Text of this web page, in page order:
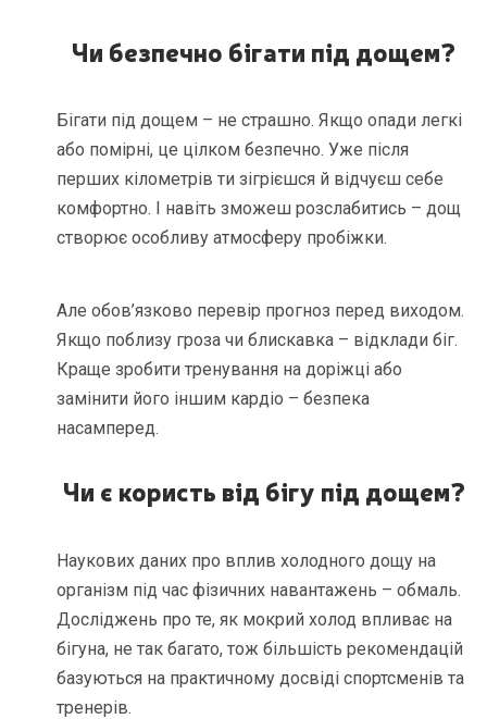
Чи безпечно бігати під дощем?
Бігати під дощем – не страшно. Якщо опади легкі
або помірні, це цілком безпечно. Уже після
перших кілометрів ти зігрієшся й відчуєш себе
комфортно. І навіть зможеш розслабитись – дощ
створює особливу атмосферу пробіжки.
Але обов’язково перевір прогноз перед виходом.
Якщо поблизу гроза чи блискавка – відклади біг.
Краще зробити тренування на доріжці або
замінити його іншим кардіо – безпека
насамперед.
Чи є користь від бігу під дощем?
Наукових даних про вплив холодного дощу на
організм під час фізичних навантажень – обмаль.
Досліджень про те, як мокрий холод впливає на
бігуна, не так багато, тож більшість рекомендацій
базуються на практичному досвіді спортсменів та
тренерів.